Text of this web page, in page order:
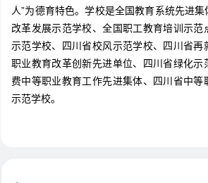
人”为德育特色。学校是全国教育系统先进
改革发展示范学校、全国职工教育培训示范
示范学校、四川省校风示范学校、四川省再
职业教育改革创新先进单位、四川省绿化示
费中等职业教育工作先进集体、四川省中等
示范学校。